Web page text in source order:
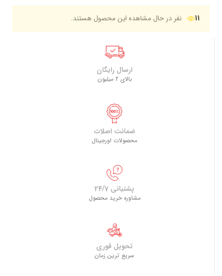
11 نفر در حال مشاهده این محصول هستند.
ارسال رایگان
بالای 2 میلیون
ضمانت اصلات
محصولات اورجینال
پشتیانی 24/7
مشاوره خرید محصول
تحویل فوری
سریع ترین زمان